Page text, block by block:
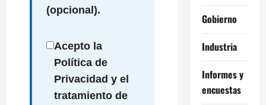
(opcional).
Acepto la
Política de
Privacidad y el
tratamiento de
Gobierno
Industria
Informes y
encuestas